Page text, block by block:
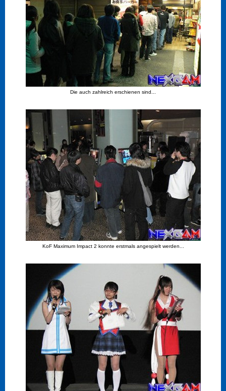
Die auch zahlreich erschienen sind...
KoF Maximum Impact 2 konnte erstmals angespielt werden...